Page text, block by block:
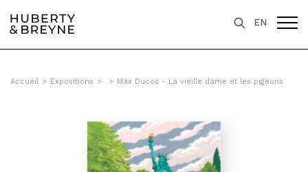
EN
Accueil > Expositions > > Max Ducos - La vieille dame et les pigeons